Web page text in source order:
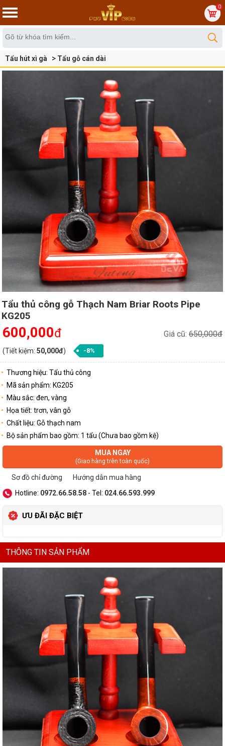
0
Tẩu hút xì gà Tẩu gỗ cán dài
Tẩu thủ công gỗ Thạch Nam Briar Roots Pipe
KG205
Giá cũ: 650,000đ
600,000đ
(Tiết kiệm: 50,000đ) -8%
Thương hiệu: Tẩu thủ công
Mã sản phẩm: KG205
Màu sắc: đen, vàng
Họa tiết: trơn, vân gỗ
Chất liệu: Gỗ thạch nam
Bộ sản phẩm bao gồm: 1 tẩu (Chưa bao gồm kệ)
MUA NGAY
(Giao hàng trên toàn quốc)
Sơ đồ chỉ đường
Hướng dẫn mua hàng
Hotline: 0972.66.58.58 - Tel: 024.66.593.999
ƯU ĐÃI ĐẶC BIỆT
THÔNG TIN SẢN PHẨM